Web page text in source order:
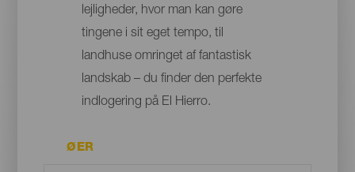
lejligheder, hvor man kan gøre
tingene i sit eget tempo, til
landhuse omringet af fantastisk
landskab – du finder den perfekte
indlogering på El Hierro.
ØER